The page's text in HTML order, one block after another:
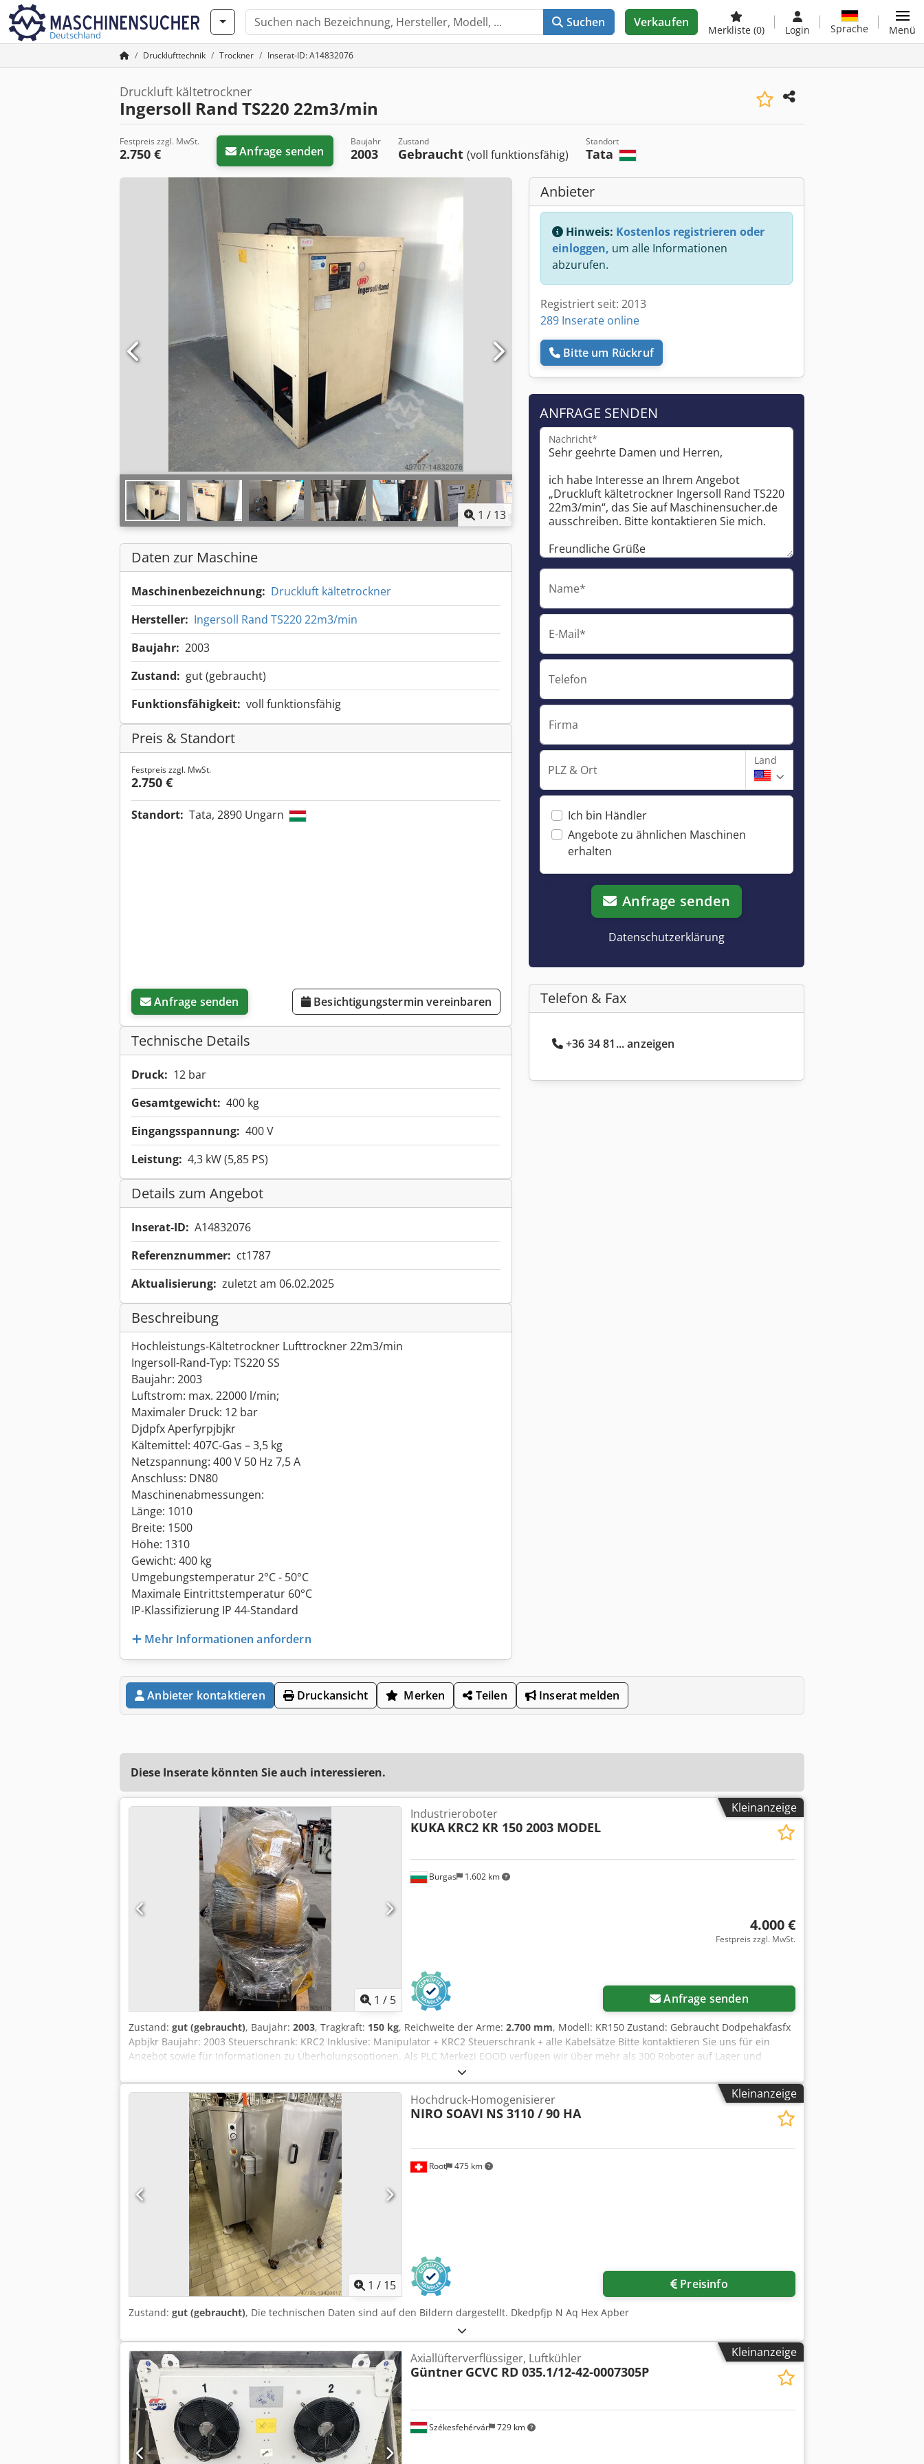
Deutschland
Suchen Verkaufen
Merkliste (0) Login Sprache Menü
Drucklufttechnik Trockner Inserat-ID: A14832076
Druckluft kältetrockner
Ingersoll Rand TS220 22m3/min
Festpreis zzgl. MwSt.
2.750 € Anfrage senden
Baujahr
2003
Zustand
Gebraucht (voll funktionsfähig)
Standort
Tata
1 / 13
Daten zur Maschine
Maschinenbezeichnung: Druckluft kältetrockner
Hersteller: Ingersoll Rand TS220 22m3/min
Baujahr: 2003
Zustand: gut (gebraucht)
Funktionsfähigkeit: voll funktionsfähig
Preis & Standort
Festpreis zzgl. MwSt.
2.750 €
Standort: Tata, 2890 Ungarn
Anfrage senden Besichtigungstermin vereinbaren
Technische Details
Druck: 12 bar
Gesamtgewicht: 400 kg
Eingangsspannung: 400 V
Leistung: 4,3 kW (5,85 PS)
Details zum Angebot
Inserat-ID: A14832076
Referenznummer: ct1787
Aktualisierung: zuletzt am 06.02.2025
Beschreibung
Hochleistungs-Kältetrockner Lufttrockner 22m3/min
Ingersoll-Rand-Typ: TS220 SS
Baujahr: 2003
Luftstrom: max. 22000 l/min;
Maximaler Druck: 12 bar
Djdpfx Aperfyrpjbjkr
Kältemittel: 407C-Gas – 3,5 kg
Netzspannung: 400 V 50 Hz 7,5 A
Anschluss: DN80
Maschinenabmessungen:
Länge: 1010
Breite: 1500
Höhe: 1310
Gewicht: 400 kg
Umgebungstemperatur 2°C - 50°C
Maximale Eintrittstemperatur 60°C
IP-Klassifizierung IP 44-Standard
Mehr Informationen anfordern
Anbieter
Hinweis: Kostenlos registrieren oder
einloggen, um alle Informationen
abzurufen.
Registriert seit: 2013
289 Inserate online
Bitte um Rückruf
ANFRAGE SENDEN
Nachricht*
Name*
E-Mail*
Telefon
Firma
PLZ & Ort
Land
Ich bin Händler
Angebote zu ähnlichen Maschinen
erhalten
Anfrage senden
Datenschutzerklärung
Telefon & Fax
+36 34 81... anzeigen
Anbieter kontaktieren Druckansicht Merken Teilen Inserat melden
Diese Inserate könnten Sie auch interessieren.
Kleinanzeige
1 / 5
Burgas 1.602 km
Industrieroboter
KUKA KRC2 KR 150 2003 MODEL
4.000 €
Festpreis zzgl. MwSt.
Anfrage senden
Zustand: gut (gebraucht), Baujahr: 2003, Tragkraft: 150 kg, Reichweite der Arme: 2.700 mm, Modell: KR150 Zustand: Gebraucht Dodpehakfasfx
Apbjkr Baujahr: 2003 Steuerschrank: KRC2 Inklusive: Manipulator + KRC2 Steuerschrank + alle Kabelsätze Bitte kontaktieren Sie uns für ein
Angebot sowie für Informationen zu Überholungsoptionen. Als PLC Merkezi EOOD verfügen wir über mehr als 300 Roboter auf Lager und
Kleinanzeige
1 / 15
Root 475 km
Hochdruck-Homogenisierer
NIRO SOAVI NS 3110 / 90 HA
Preisinfo
Zustand: gut (gebraucht), Die technischen Daten sind auf den Bildern dargestellt. Dkedpfjp N Aq Hex Apber
Kleinanzeige
Székesfehérvár 729 km
Axiallüfterverflüssiger, Luftkühler
Güntner GCVC RD 035.1/12-42-0007305P